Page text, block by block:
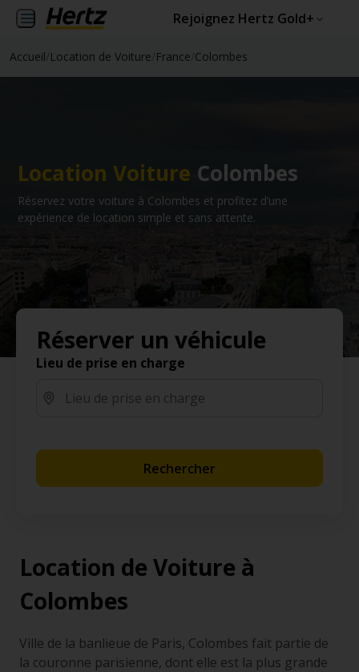
Rejoignez Hertz Gold+
Accueil Location de Voiture France Colombes
Location Voiture Colombes
Réservez votre voiture à Colombes et profitez d’une
expérience de location simple et sans attente.
Réserver un véhicule
Lieu de prise en charge
Rechercher
Location de Voiture à
Colombes
Ville de la banlieue de Paris, Colombes fait partie de
la couronne parisienne, dont elle est la plus grande